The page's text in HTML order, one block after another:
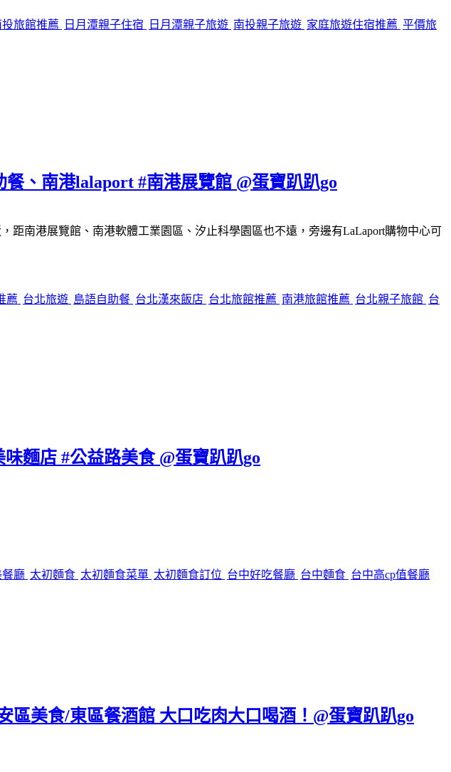
投旅館推薦 日月潭親子住宿 日月潭親子旅遊 南投親子旅遊 家庭旅遊住宿推薦 平價旅
、南港lalaport #南港展覽館 @蛋寶趴趴go
距南港展覽館、南港軟體工業園區、汐止科學園區也不遠，旁邊有LaLaport購物中心可
薦 台北旅遊 島語自助餐 台北漢來飯店 台北旅館推薦 南港旅館推薦 台北親子旅館 台
麵店 #公益路美食 @蛋寶趴趴go
廳 太初麵食 太初麵食菜單 太初麵食訂位 台中好吃餐廳 台中麵食 台中高cp值餐廳
區美食/東區餐酒館 大口吃肉大口喝酒！@蛋寶趴趴go